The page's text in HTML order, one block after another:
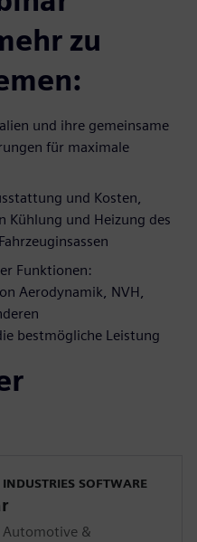
zu
und ihre gemeinsame
für maximale
und Kosten,
Kühlung und Heizung des
Funktionen:
Aerodynamik, NVH,
bestmögliche Leistung
SOFTWARE
Automotive &